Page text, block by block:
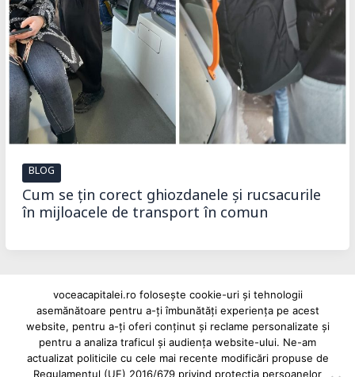
BLOG
Cum se țin corect ghiozdanele și rucsacurile
în mijloacele de transport în comun
Reclame și advertoriale pe Vocea Capitalei
Powered byINFINITUS ADVERTISING
voceacapitalei.ro folosește cookie-uri și tehnologii
asemănătoare pentru a-ți îmbunătăți experiența pe acest
website, pentru a-ți oferi conținut și reclame personalizate și
pentru a analiza traficul și audiența website-ului. Ne-am
actualizat politicile cu cele mai recente modificări propuse de
Regulamentul (UE) 2016/679 privind protecția persoanelor